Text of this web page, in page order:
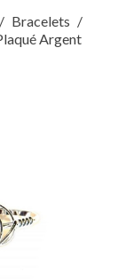
Bracelets
Argent